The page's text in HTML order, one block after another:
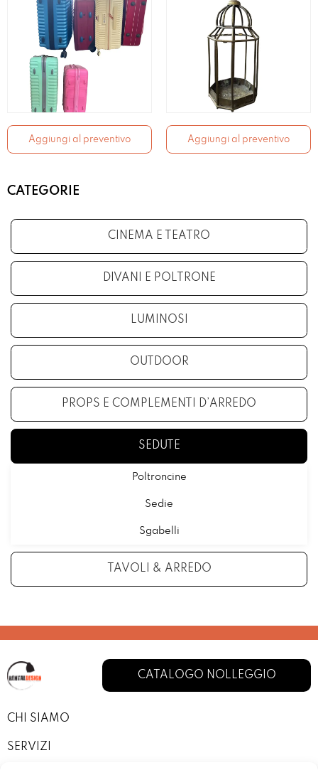
Aggiungi al preventivo Aggiungi al preventivo
CATEGORIE
CINEMA E TEATRO
DIVANI E POLTRONE
LUMINOSI
OUTDOOR
PROPS E COMPLEMENTI D’ARREDO
SEDUTE
Poltroncine
Sedie
Sgabelli
TAVOLI & ARREDO
CATALOGO NOLLEGGIO
CHI SIAMO
SERVIZI